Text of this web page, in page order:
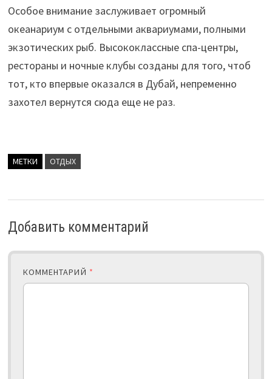
Особое внимание заслуживает огромный
океанариум с отдельными аквариумами, полными
экзотических рыб. Высококлассные спа-центры,
рестораны и ночные клубы созданы для того, чтоб
тот, кто впервые оказался в Дубай, непременно
захотел вернутся сюда еще не раз.
МЕТКИ ОТДЫХ
Добавить комментарий
КОММЕНТАРИЙ *